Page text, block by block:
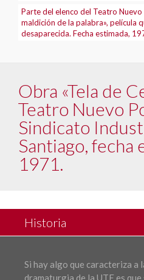
Parte del elenco del Teatro Nuevo
maldición de la palabra», película
desaparecida. Fecha estimada,
Obra «Tela de
Teatro Nuevo
Sindicato
Santiago, fecha
1971.
Historia
Si hay algo que caracteriza a
dramaturgia de la UTE es